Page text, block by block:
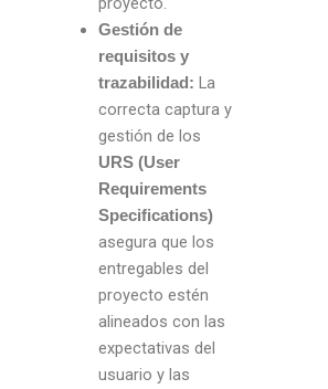
Gestión de
requisitos y
trazabilidad: La
correcta captura y
gestión de los
URS (User
Requirements
Specifications)
asegura que los
entregables del
proyecto estén
alineados con las
expectativas del
usuario y las